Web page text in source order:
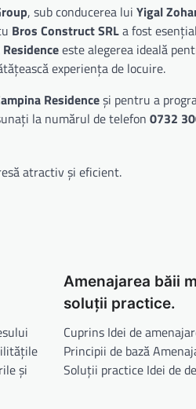
, sub conducerea lui Yigal
Bros Construct SRLa fost
este alegerea ideală
experiența de locuire.
Residenceși pentru a
la numărul de telefon 0732
atractiv și eficient.
și
Amenajarea băii
soluții practice.
Cuprins Idei de
Principii de bază
Soluții practice Idei de